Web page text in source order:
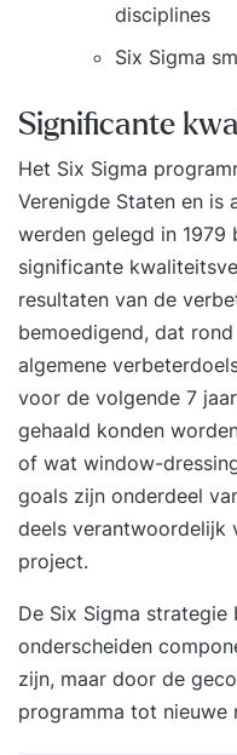
disciplines
Six Sigma
Significante
Het Six Sigma
Verenigde Staten en
werden gelegd in 1979
significante
resultaten van de
bemoedigend, dat
algemene
voor de volgende 7
gehaald konden
of wat window-
goals zijn onderdeel
deels verantwoordelijk
project.
De Six Sigma strategie
onderscheiden
zijn, maar door de
programma tot nieuwe